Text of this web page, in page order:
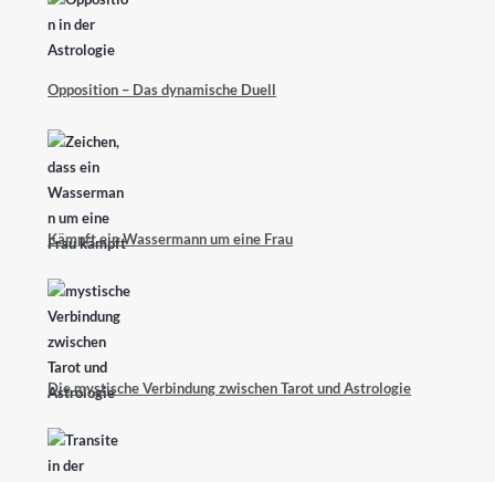
Opposition – Das dynamische Duell
Kämpft ein Wassermann um eine Frau
Die mystische Verbindung zwischen Tarot und Astrologie